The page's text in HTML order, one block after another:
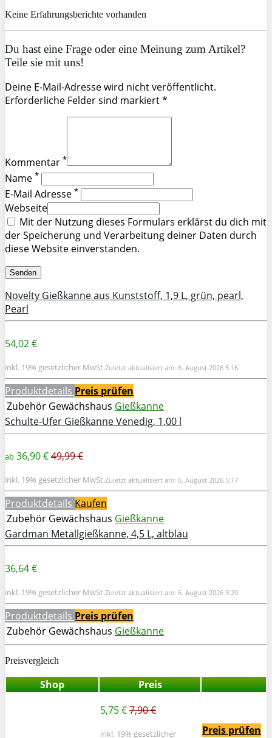
Keine Erfahrungsberichte vorhanden
Du hast eine Frage oder eine Meinung zum Artikel?
Teile sie mit uns!
Deine E-Mail-Adresse wird nicht veröffentlicht.
Erforderliche Felder sind markiert *
Kommentar *
Name *
E-Mail Adresse *
Webseite
Mit der Nutzung dieses Formulars erklärst du dich mit
der Speicherung und Verarbeitung deiner Daten durch
diese Website einverstanden.
Novelty Gießkanne aus Kunststoff, 1,9 L, grün, pearl,
Pearl
54,02 €
inkl. 19% gesetzlicher MwSt.Zuletzt aktualisiert am: 6. August 2026 5:16
Produktdetails Preis prüfen
Zubehör Gewächshaus Gießkanne
Schulte-Ufer Gießkanne Venedig, 1,00 l
ab 36,90 €49,99 €
inkl. 19% gesetzlicher MwSt.Zuletzt aktualisiert am: 6. August 2026 5:17
Produktdetails Kaufen
Zubehör Gewächshaus Gießkanne
Gardman Metallgießkanne, 4,5 L, altblau
36,64 €
inkl. 19% gesetzlicher MwSt.Zuletzt aktualisiert am: 6. August 2026 3:20
Produktdetails Preis prüfen
Zubehör Gewächshaus Gießkanne
Preisvergleich
Shop
Preis
5,75 €7,90 €
inkl. 19% gesetzlicher Preis prüfen